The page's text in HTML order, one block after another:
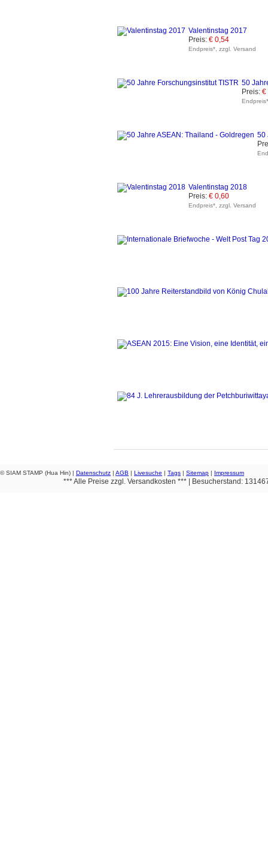
Valentinstag 2017
Preis: € 0,54
Endpreis*, zzgl. Versand
50
Preis: €
50
Valentinstag 2018
Preis: € 0,60
Endpreis*, zzgl. Versand
© SIAM STAMP (Hua Hin) | Datenschutz | AGB | Livesuche | Tags | Sitemap | Impressum
*** Alle Preise zzgl. Versandkosten *** | Besucherstand: